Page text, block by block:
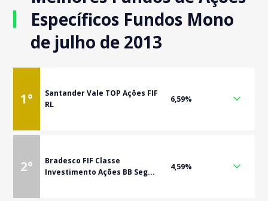
Específicos Fundos Mono
de julho de 2013
1°
Santander Vale TOP Ações FIF
RL
6,59%
2°
Bradesco FIF Classe
Investimento Ações BB Seg...
4,59%